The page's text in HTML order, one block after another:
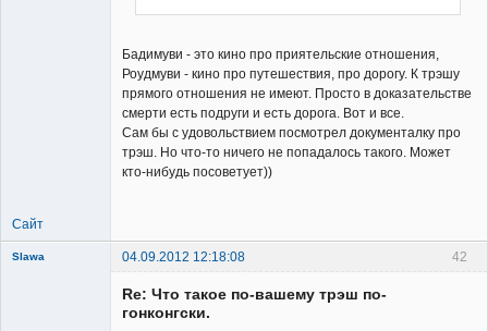
Бадимуви - это кино про приятельские отношения,
Роудмуви - кино про путешествия, про дорогу. К трэшу
прямого отношения не имеют. Просто в доказательстве
смерти есть подруги и есть дорога. Вот и все.
Сам бы с удовольствием посмотрел документалку про
трэш. Но что-то ничего не попадалось такого. Может
кто-нибудь посоветует))
Сайт
42
Slawa
04.09.2012 12:18:08
Re: Что такое по-вашему трэш по-
гонконгски.